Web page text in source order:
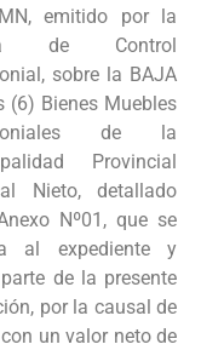
Intranet
emitido por la
de Control
sobre la BAJA
(6) Bienes Muebles
de la
Provincial
Nieto, detallado
Nº01, que se
al expediente y
de la presente
por la causal de
con un valor neto de